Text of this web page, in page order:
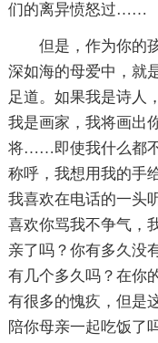
们的离异愤怒过……
但是，作为你的
深如海的母爱中，就
足道。如果我是诗人
我是画家，我将画
将……即使我什么都
称呼，我想用我的手
我喜欢在电话的一头
喜欢你骂我不争气
亲了吗？你有多久没
有几个多久吗？在你
有很多的愧疚，但是
陪你母亲一起吃饭了